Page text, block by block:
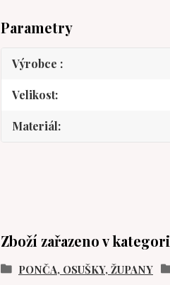
Parametry
Výrobce
Velikost
Materiál
Zboží zařazeno v
PONČA, OSUŠKY, ŽUPANY